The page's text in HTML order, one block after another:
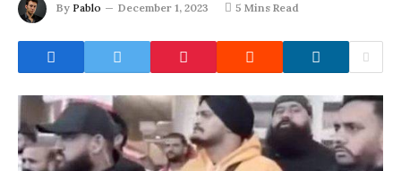
By Pablo December 1, 2023 5 Mins Read